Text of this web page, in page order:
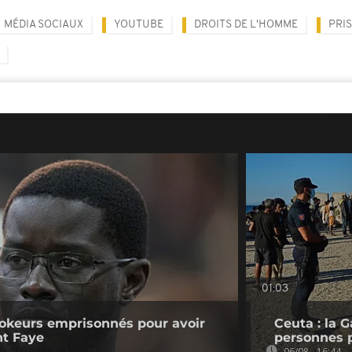
MÉDIA SOCIAUX YOUTUBE DROITS DE L'HOMME
emprisonnés pour avoir
Faye
01:03
Ceuta : la
personnes